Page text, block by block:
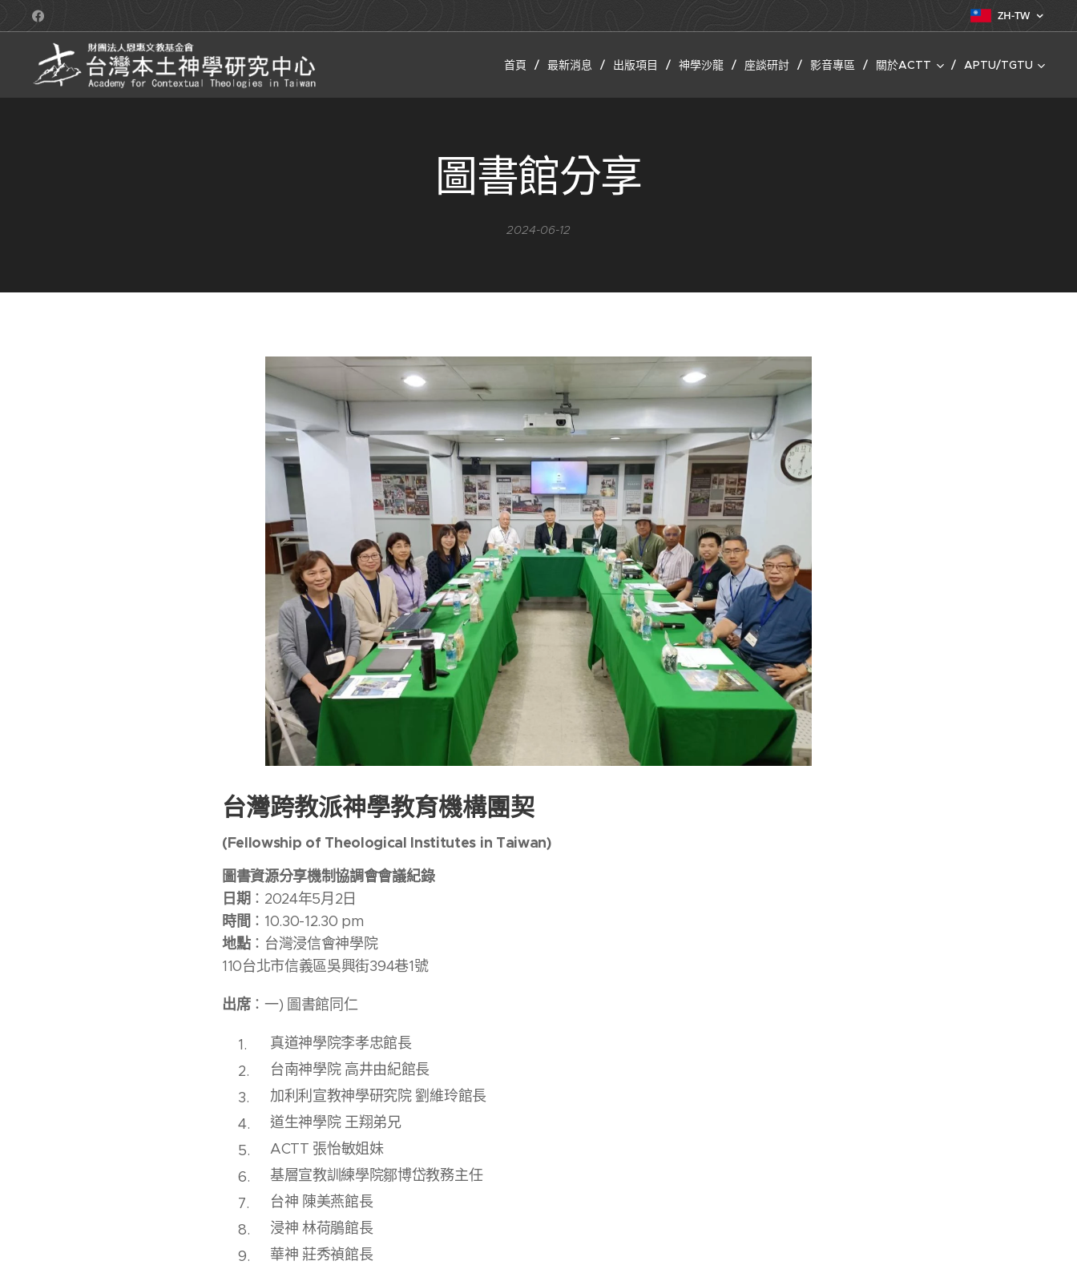
ZH-TW
首頁 最新消息 出版項目 神學沙龍 座談研討 影音專區 關於ACTT APTU/TGTU
圖書館分享
2024-06-12
台灣跨教派神學教育機構團契
(Fellowship of Theological Institutes in Taiwan)
圖書資源分享機制協調會會議紀錄
日期 ：2024年5月2日
時間 ：10.30-12.30 pm
地點：台灣浸信會神學院
110台北市信義區吳興街394巷1號
出席：一) 圖書館同仁
真道神學院李孝忠館長
台南神學院 高井由紀館長
加利利宣教神學研究院 劉維玲館長
道生神學院 王翔弟兄
ACTT 張怡敏姐妹
基層宣教訓練學院鄒博岱教務主任
台神 陳美燕館長
浸神 林荷鵑館長
華神 莊秀禎館長